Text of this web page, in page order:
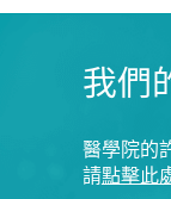
我們
醫學院的
請點擊此